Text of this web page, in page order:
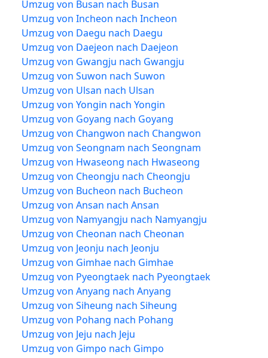
Umzug von Busan nach Busan
Umzug von Incheon nach Incheon
Umzug von Daegu nach Daegu
Umzug von Daejeon nach Daejeon
Umzug von Gwangju nach Gwangju
Umzug von Suwon nach Suwon
Umzug von Ulsan nach Ulsan
Umzug von Yongin nach Yongin
Umzug von Goyang nach Goyang
Umzug von Changwon nach Changwon
Umzug von Seongnam nach Seongnam
Umzug von Hwaseong nach Hwaseong
Umzug von Cheongju nach Cheongju
Umzug von Bucheon nach Bucheon
Umzug von Ansan nach Ansan
Umzug von Namyangju nach Namyangju
Umzug von Cheonan nach Cheonan
Umzug von Jeonju nach Jeonju
Umzug von Gimhae nach Gimhae
Umzug von Pyeongtaek nach Pyeongtaek
Umzug von Anyang nach Anyang
Umzug von Siheung nach Siheung
Umzug von Pohang nach Pohang
Umzug von Jeju nach Jeju
Umzug von Gimpo nach Gimpo